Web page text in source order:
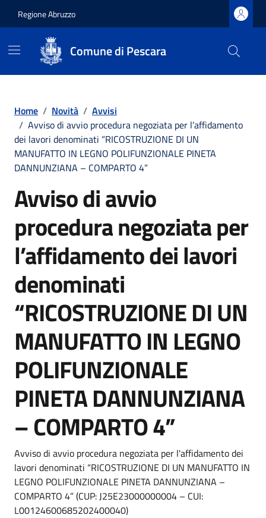
Regione Abruzzo
Comune di Pescara
Home / Novità / Avvisi
/ Avviso di avvio procedura negoziata per l’affidamento
dei lavori denominati “RICOSTRUZIONE DI UN
MANUFATTO IN LEGNO POLIFUNZIONALE PINETA
DANNUNZIANA – COMPARTO 4”
Avviso di avvio
procedura negoziata per
l’affidamento dei lavori
denominati
“RICOSTRUZIONE DI UN
MANUFATTO IN LEGNO
POLIFUNZIONALE
PINETA DANNUNZIANA
– COMPARTO 4”
Dettagli della notizia
Avviso di avvio procedura negoziata per l'affidamento dei
lavori denominati “RICOSTRUZIONE DI UN MANUFATTO IN
LEGNO POLIFUNZIONALE PINETA DANNUNZIANA –
COMPARTO 4” (CUP: J25E23000000004 – CUI:
L00124600685202400040)